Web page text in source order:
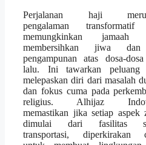
Perjalanan haji
pengalaman transformatif
memungkinkan jamaah
membersihkan jiwa
pengampunan atas dosa-
lalu. Ini tawarkan peluang
melepaskan diri dari masalah
dan fokus cuma pada
religius. Alhijaz
memastikan jika setiap aspek
dimulai dari fasilitas
transportasi, diperkirakan